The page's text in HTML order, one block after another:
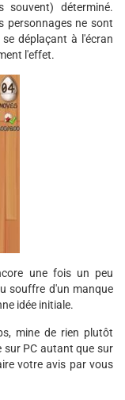
déterminé.
personnages ne sont
déplaçant à l'écran
l'effet.
une fois un peu
souffre d'un manque
idée initiale.
mine de rien plutôt
PC autant que sur
votre avis par vous